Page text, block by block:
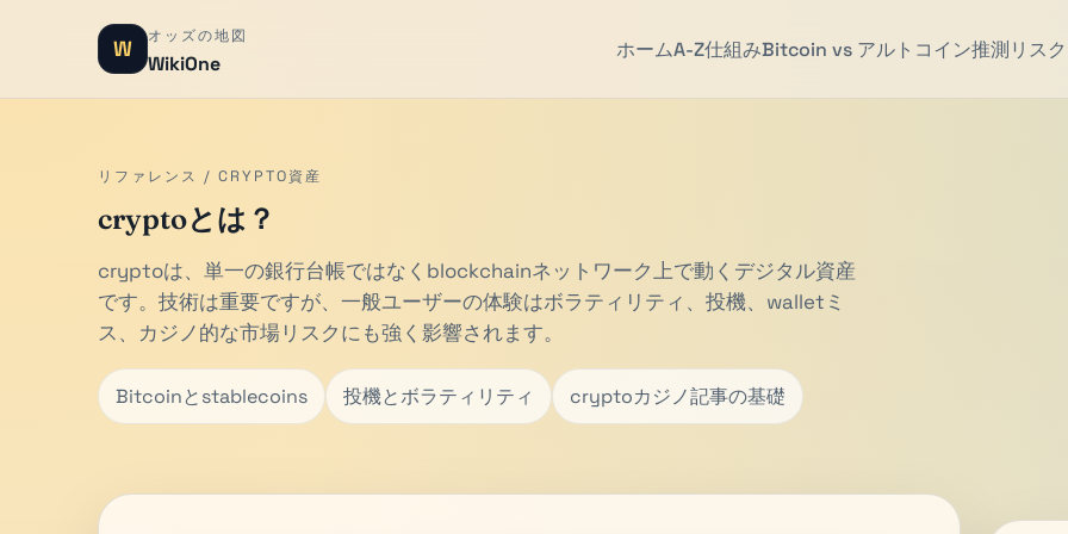
W オッズの地図
WikiOne
ホームA-Z仕組みBitcoin vs アルトコイン推測リスク
リファレンス / CRYPTO資産
cryptoとは？
cryptoは、単一の銀行台帳ではなくblockchainネットワーク上で動くデジタル資産
です。技術は重要ですが、一般ユーザーの体験はボラティリティ、投機、walletミ
ス、カジノ的な市場リスクにも強く影響されます。
Bitcoinとstablecoins 投機とボラティリティ cryptoカジノ記事の基礎